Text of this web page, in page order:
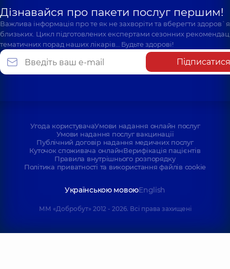
Дізнавайся про пакети послуг першим!
Важлива інформація про те як не захворіти та вберегти
близьких. Цикл підготовлених експертами сезонних
тематичних порад наших лікарів… Будьте здорові!
Підписатися
Угода користувачаУмови надання онлайн послуг
Умови надання послуг вакцинації
Публічний договір надання медичних послуг
Куточок споживача онлайнВерифікація пацієнтів
Правила внутрішнього розпорядку
Політика приватності та використання файлів cookie
Українською мовоюEnglish
ММ «Добробут» 2012 - 2026. Всі права захищені